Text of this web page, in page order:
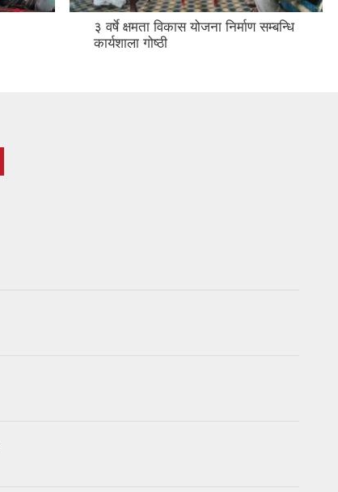
३ वर्षे क्षमता विकास योजना निर्माण सम्बन्धि
कार्यशाला गोष्ठी